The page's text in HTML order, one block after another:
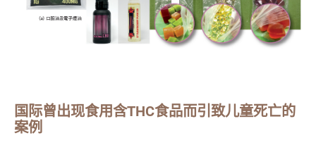
国际曾出现食用含THC食品而引致儿童死亡的
案例